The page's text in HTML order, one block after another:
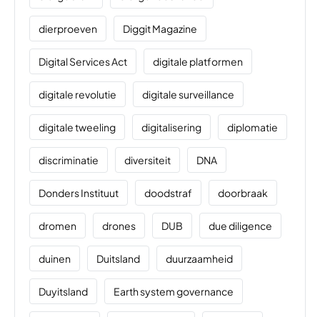
dierproeven Diggit Magazine
Digital Services Act digitale platformen
digitale revolutie digitale surveillance
digitale tweeling digitalisering diplomatie
discriminatie diversiteit DNA
Donders Instituut doodstraf doorbraak
dromen drones DUB due diligence
duinen Duitsland duurzaamheid
Duyitsland Earth system governance